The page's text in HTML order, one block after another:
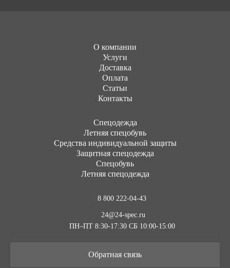
О компании
Услуги
Доставка
Оплата
Статьи
Контакты
Cпецодежда
Летняя спецобувь
Средства индивидуальной защиты
Защитная спецодежда
Спецобувь
Летняя спецодежда
8 800 222-04-43
24@24-spec.ru
ПН–ПТ 8:30-17:30 СБ 10:00-15:00
Обратная связь